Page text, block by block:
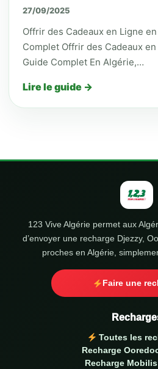
27/09/2025
Offrir des Cadeaux en Ligne
Complet Offrir des Cadeaux
Guide Complet En Algérie,…
Lire le guide →
123 Vive Algérie permet aux
d’envoyer une recharge Djezzy,
proches en Algérie,
Faire une
Toutes les
Recharge
Recharge